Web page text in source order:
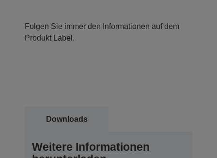
Folgen Sie immer den Informationen auf dem
Produkt Label.
Downloads
Weitere Informationen